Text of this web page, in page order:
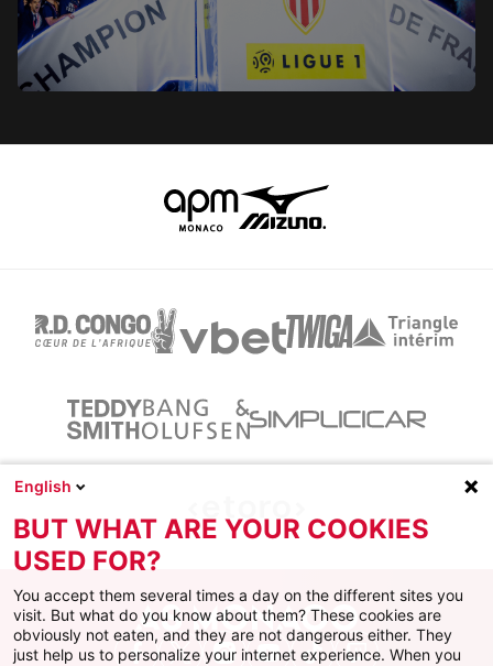
English
BUT WHAT ARE YOUR COOKIES
USED FOR?
You accept them several times a day on the different sites you
visit. But what do you know about them? These cookies are
obviously not eaten, and they are not dangerous either. They
just help us to personalize your internet experience. When you